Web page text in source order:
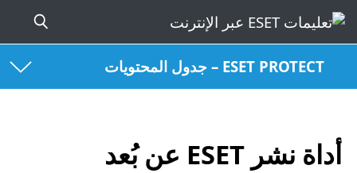
ESET PROTECT – جدول المحتويات
أداة نشر ESET عن بُعد